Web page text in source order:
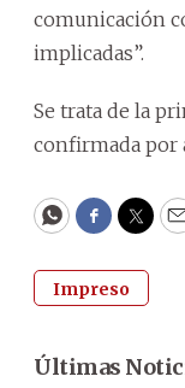
comunicación
implicadas”.
Se trata de la
confirmada por
WhatsApp
Impreso
Últimas